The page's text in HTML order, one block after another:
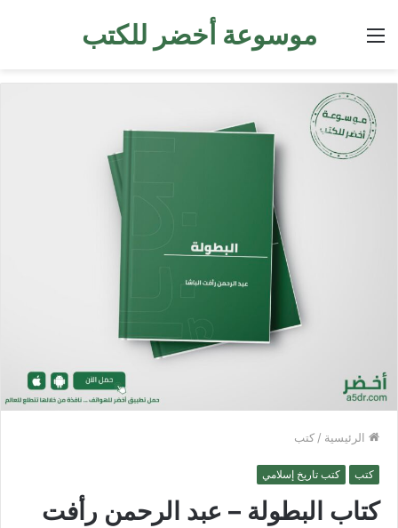
موسوعة أخضر للكتب القائمة
الرئيسية / كتب
كتب كتب تاريخ إسلامي
كتاب البطولة – عبد الرحمن رأفت